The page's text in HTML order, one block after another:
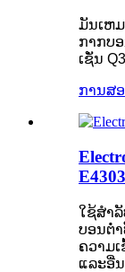
ມັນເຫ
ກາກບ
ເຊັ່ນ
ການສ
E4303
ໃຊ້ສໍາ
ບອນຕ່ໍ
ຄວາມເ
ແລະອື່